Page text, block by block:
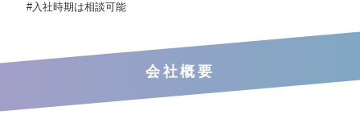
#入社時期は相談可能
会社概要